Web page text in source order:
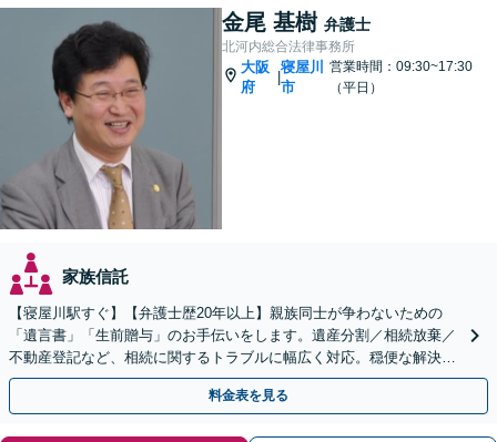
金尾 基樹 弁護士
北河内総合法律事務所
大阪
府
|
寝屋川
市
営業時間：09:30~17:30
（平日）
家族信託
【寝屋川駅すぐ】【弁護士歴20年以上】親族同士が争わないための
「遺言書」「生前贈与」のお手伝いをします。遺産分割／相続放棄／
不動産登記など、相続に関するトラブルに幅広く対応。穏便な解決を
心がけます。【初回相談無料】【夜間・休日の相談可能】
料金表を見る